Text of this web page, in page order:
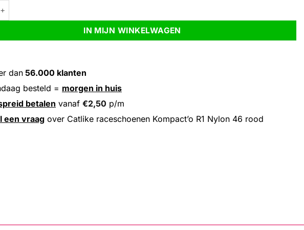
Kompact'o R1 Nylon 46 rood aantal
IN MIJN WINKELWAGEN
dan 56.000 klanten
besteld = morgen in huis
betalen vanaf €2,50 p/m
een vraag over Catlike raceschoenen Kompact’o R1 Nylon 46 rood